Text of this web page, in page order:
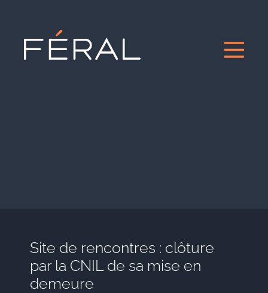
Site de rencontres : clôture
par la CNIL de sa mise en
demeure